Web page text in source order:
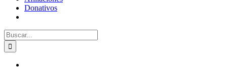
Donativos
Buscar: